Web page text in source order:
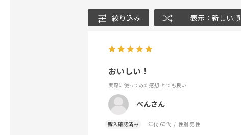
絞り込み 表示：新しい順
おいしい！
実際に使ってみた感想:とても良い
べんさん
購入確認済み 年代:60代 性別:男性